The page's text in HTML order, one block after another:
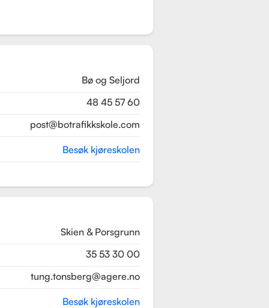
Bø og Seljord
48 45 57 60
post@botrafikkskole.com
Besøk kjøreskolen
Skien & Porsgrunn
35 53 30 00
tung.tonsberg@agere.no
Besøk kjøreskolen